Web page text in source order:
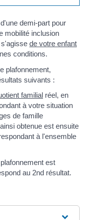
demi-part pour
mobilité inclusion
s'agisse de votre enfant
conditions.
plafonnement,
suivants :
familial réel, en
à votre situation
de famille
obtenue est ensuite
à l'ensemble
est
au 2nd résultat.